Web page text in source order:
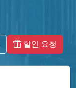
할인 요청